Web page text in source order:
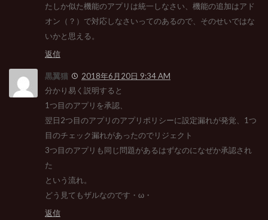
たしか似た機能のアプリは統一しなさい、機能の追加はアド
オン（？）で対応しなさいってのあるので、そのせいではな
いかと思える。
返信
黒翼猫
2018年6月20日 9:34 AM
分かり易く説明すると
1つ目のアプリを承認、
翌日2つ目のアプリのアプリポリシーに設定漏れが発覚、1つ
目のチェック漏れがあったのでリジェクト
3つ目のアプリも同じ問題があるはずなのになぜか承認され
た
という流れ。
どう見てもザルなのです・ω・
返信